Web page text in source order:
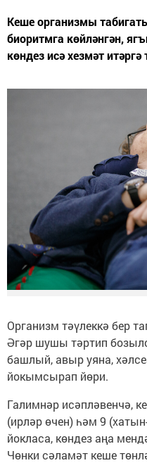
Кеше организмы
биоритмга көйләнгән,
көндез исә хезмәт итәргә
Организм тәүлеккә бер
Әгәр шушы тәртип
башлый, авыр уяна,
йокымсырап йөри.
Галимнәр исәпләвенчә,
(ирләр өчен) һәм 9
йокласа, көндез аңа
Чөнки сәламәт кеше